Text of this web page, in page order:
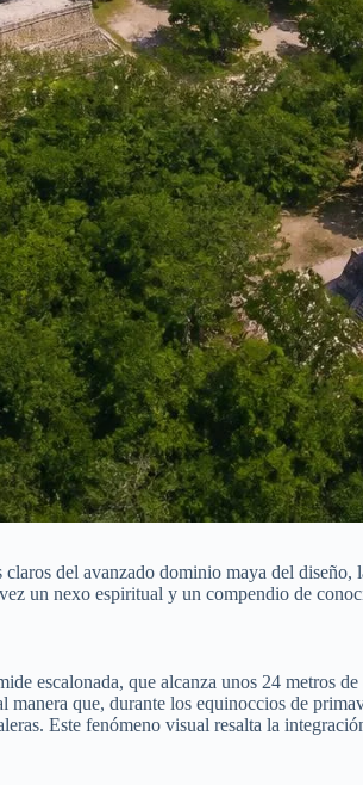
del avanzado dominio maya del
un nexo espiritual y un compendio de
escalonada, que alcanza unos 24 metros
que, durante los equinoccios de
Este fenómeno visual resalta la